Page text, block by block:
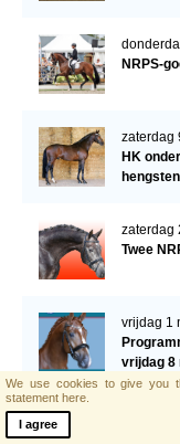
NRPS-
zaterdag
HK
zaterdag
Twee
vrijdag 1
vrijdag 8
We use cookies to give you
statement here.
I agree